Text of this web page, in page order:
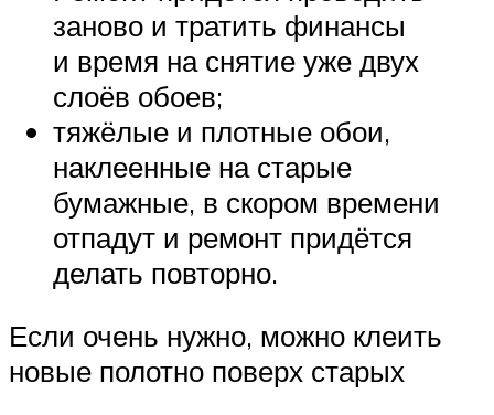
заново и тратить финансы
и время на снятие уже двух
слоёв обоев;
тяжёлые и плотные обои,
наклеенные на старые
бумажные, в скором времени
отпадут и ремонт придётся
делать повторно.
Если очень нужно, можно клеить
новые полотно поверх старых